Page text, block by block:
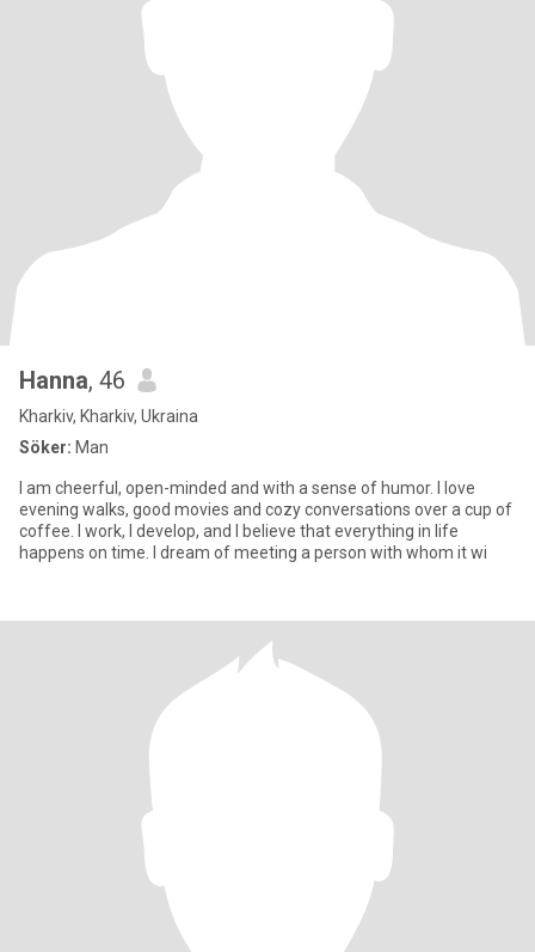
Hanna, 46
Kharkiv, Kharkiv, Ukraina
Söker: Man
I am cheerful, open-minded and with a sense of humor. I love
evening walks, good movies and cozy conversations over a cup of
coffee. I work, I develop, and I believe that everything in life
happens on time. I dream of meeting a person with whom it wi